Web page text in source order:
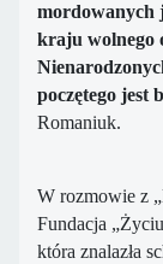
mordowanych
kraju wolnego
poczętego jest
Romaniuk.
W rozmowie z
Fundacja
która znalazła